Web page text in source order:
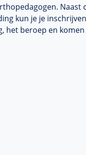
Naast
kun je je
beroep en komen